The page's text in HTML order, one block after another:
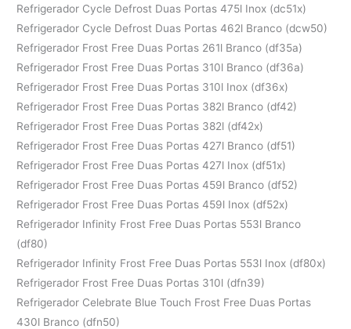
Refrigerador Cycle Defrost Duas Portas 475l Inox (dc51x)
Refrigerador Cycle Defrost Duas Portas 462l Branco (dcw50)
Refrigerador Frost Free Duas Portas 261l Branco (df35a)
Refrigerador Frost Free Duas Portas 310l Branco (df36a)
Refrigerador Frost Free Duas Portas 310l Inox (df36x)
Refrigerador Frost Free Duas Portas 382l Branco (df42)
Refrigerador Frost Free Duas Portas 382l (df42x)
Refrigerador Frost Free Duas Portas 427l Branco (df51)
Refrigerador Frost Free Duas Portas 427l Inox (df51x)
Refrigerador Frost Free Duas Portas 459l Branco (df52)
Refrigerador Frost Free Duas Portas 459l Inox (df52x)
Refrigerador Infinity Frost Free Duas Portas 553l Branco
(df80)
Refrigerador Infinity Frost Free Duas Portas 553l Inox (df80x)
Refrigerador Frost Free Duas Portas 310l (dfn39)
Refrigerador Celebrate Blue Touch Frost Free Duas Portas
430l Branco (dfn50)